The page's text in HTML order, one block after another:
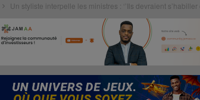
Un styliste interpelle les ministres : ‘’Ils devraient